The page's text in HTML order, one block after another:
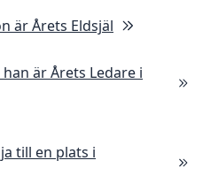
är Årets Eldsjäl
är Årets Ledare i
till en plats i